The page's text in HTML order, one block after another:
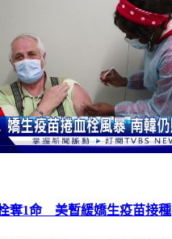
奪1命 美暫緩嬌生疫苗接種